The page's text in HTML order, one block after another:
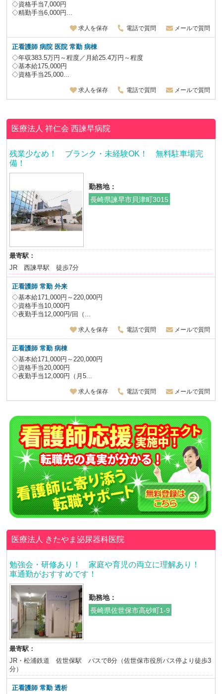
◇資格手当7,000円
◇精勤手当6,000円...
求人を保存 電話で質問 メールで質問
正看護師病院 医院 常勤 病棟
◇年収383.5万円～程度／月給25.4万円～程度
◇基本給175,000円
◇資格手当25,000...
求人を保存 電話で質問 メールで質問
医療法人 祥仁会西諫早病院
残業少なめ！ ブランク・未経験OK！ 無料駐車場完
備！
勤務地：
長崎県諫早市貝津町3015
最寄駅：
JR 西諫早駅 徒歩7分
正看護師 常勤 外来
◇基本給171,000円～220,000円
◇資格手当10,000円
◇夜勤手当12,000円/回（...
求人を保存 電話で質問 メールで質問
正看護師 常勤 病棟
◇基本給171,000円～220,000円
◇資格手当20,000円
◇夜勤手当12,000円（月5...
求人を保存 電話で質問 メールで質問
医療法人 きたやま泌尿器科医院
勉強会・研修あり！ 家庭や育児の両立に理解あり！
車通勤がおすすめです！
勤務地：
長崎県佐世保市高砂町1-9
最寄駅：
JR・松浦鉄道 佐世保駅 バスで8分（佐世保市役所バス停より徒歩3
分）
正看護師 常勤 透析